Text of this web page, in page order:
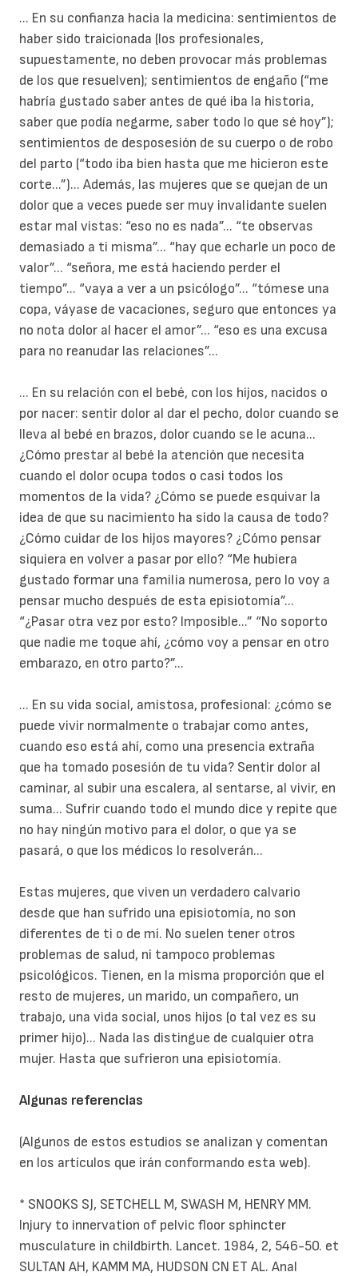
... En su confianza hacia la medicina: sentimientos de
haber sido traicionada (los profesionales,
supuestamente, no deben provocar más problemas
de los que resuelven); sentimientos de engaño (“me
habría gustado saber antes de qué iba la historia,
saber que podía negarme, saber todo lo que sé hoy”);
sentimientos de desposesión de su cuerpo o de robo
del parto (“todo iba bien hasta que me hicieron este
corte...”)... Además, las mujeres que se quejan de un
dolor que a veces puede ser muy invalidante suelen
estar mal vistas: “eso no es nada”... “te observas
demasiado a ti misma”... “hay que echarle un poco de
valor”... “señora, me está haciendo perder el
tiempo”... “vaya a ver a un psicólogo”... “tómese una
copa, váyase de vacaciones, seguro que entonces ya
no nota dolor al hacer el amor”... “eso es una excusa
para no reanudar las relaciones”...
... En su relación con el bebé, con los hijos, nacidos o
por nacer: sentir dolor al dar el pecho, dolor cuando se
lleva al bebé en brazos, dolor cuando se le acuna...
¿Cómo prestar al bebé la atención que necesita
cuando el dolor ocupa todos o casi todos los
momentos de la vida? ¿Cómo se puede esquivar la
idea de que su nacimiento ha sido la causa de todo?
¿Cómo cuidar de los hijos mayores? ¿Cómo pensar
siquiera en volver a pasar por ello? “Me hubiera
gustado formar una familia numerosa, pero lo voy a
pensar mucho después de esta episiotomía”...
“¿Pasar otra vez por esto? Imposible...” “No soporto
que nadie me toque ahí, ¿cómo voy a pensar en otro
embarazo, en otro parto?”...
... En su vida social, amistosa, profesional: ¿cómo se
puede vivir normalmente o trabajar como antes,
cuando eso está ahí, como una presencia extraña
que ha tomado posesión de tu vida? Sentir dolor al
caminar, al subir una escalera, al sentarse, al vivir, en
suma... Sufrir cuando todo el mundo dice y repite que
no hay ningún motivo para el dolor, o que ya se
pasará, o que los médicos lo resolverán...
Estas mujeres, que viven un verdadero calvario
desde que han sufrido una episiotomía, no son
diferentes de ti o de mí. No suelen tener otros
problemas de salud, ni tampoco problemas
psicológicos. Tienen, en la misma proporción que el
resto de mujeres, un marido, un compañero, un
trabajo, una vida social, unos hijos (o tal vez es su
primer hijo)... Nada las distingue de cualquier otra
mujer. Hasta que sufrieron una episiotomía.
Algunas referencias
(Algunos de estos estudios se analizan y comentan
en los artículos que irán conformando esta web).
* SNOOKS SJ, SETCHELL M, SWASH M, HENRY MM.
Injury to innervation of pelvic floor sphincter
musculature in childbirth. Lancet. 1984, 2, 546-50. et
SULTAN AH, KAMM MA, HUDSON CN ET AL. Anal